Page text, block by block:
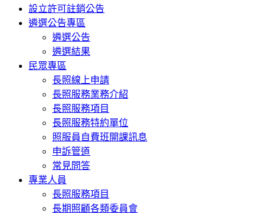
設立許可註銷公告
遴選公告專區
遴選公告
遴選結果
民眾專區
長照線上申請
長照服務業務介紹
長照服務項目
長照服務特約單位
照服員自費班開課訊息
申訴管道
常見問答
專業人員
長照服務項目
長期照顧各類委員會